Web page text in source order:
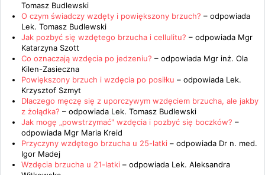
Tomasz Budlewski
O czym świadczy wzdęty i powiększony brzuch? – odpowiada
Lek. Tomasz Budlewski
Jak pozbyć się wzdętego brzucha i cellulitu? – odpowiada Mgr
Katarzyna Szott
Co oznaczają wzdęcia po jedzeniu? – odpowiada Mgr inż. Ola
Kilen-Zasieczna
Powiększony brzuch i wzdęcia po posiłku – odpowiada Lek.
Krzysztof Szmyt
Dlaczego męczę się z uporczywym wzdęciem brzucha, ale jakby
z żołądka? – odpowiada Lek. Tomasz Budlewski
Jak mogę „powstrzymać" wzdęcia i pozbyć się boczków? –
odpowiada Mgr Maria Kreid
Przyczyny wzdętego brzucha u 25-latki – odpowiada Dr n. med.
Igor Madej
Wzdęcia brzucha u 21-latki – odpowiada Lek. Aleksandra